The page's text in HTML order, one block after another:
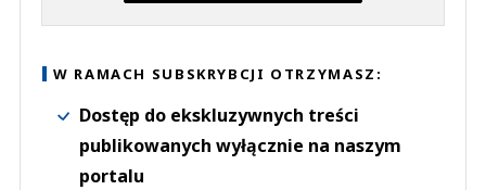
W RAMACH SUBSKRYBCJI OTRZYMASZ:
Dostęp do ekskluzywnych treści
publikowanych wyłącznie na naszym
portalu